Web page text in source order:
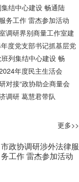
结中心建设 畅通陆
务工作 雷杰参加活动
调研界别商量工作室建
度党支部书记抓基层党
列集结中心建设 畅
年度民主生活会
对接“政协助企商量会
调研 葛慧君带队
更多>>
市政协调研涉外法律服
务工作 雷杰参加活动